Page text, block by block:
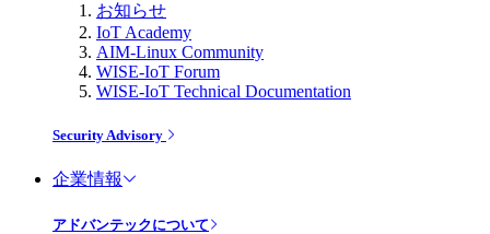
お知らせ
IoT Academy
AIM-Linux Community
WISE-IoT Forum
WISE-IoT Technical Documentation
Security Advisory
企業情報
アドバンテックについて